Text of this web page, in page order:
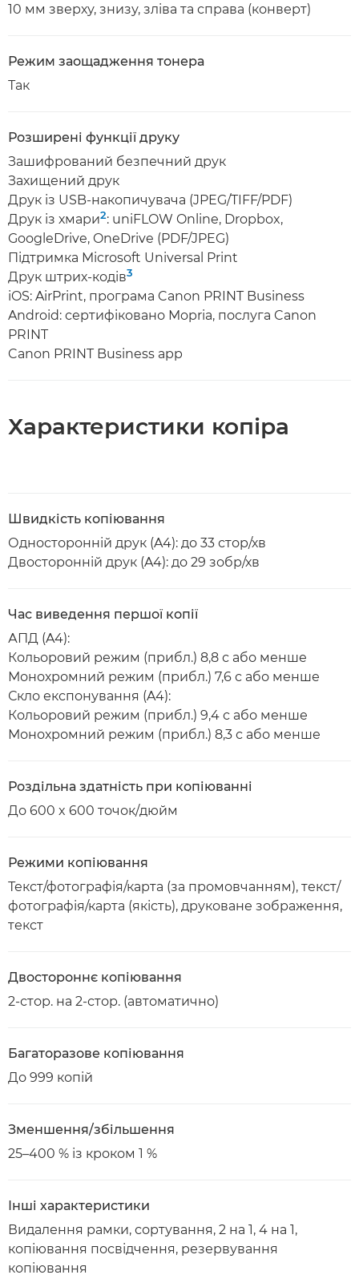
10 мм зверху, знизу, зліва та справа (конверт)
Режим заощадження тонера
Так
Розширені функції друку
Зашифрований безпечний друк
Захищений друк
Друк із USB-накопичувача (JPEG/TIFF/PDF)
Друк із хмари2: uniFLOW Online, Dropbox,
GoogleDrive, OneDrive (PDF/JPEG)
Підтримка Microsoft Universal Print
Друк штрих-кодів3
iOS: AirPrint, програма Canon PRINT Business
Android: сертифіковано Mopria, послуга Canon
PRINT
Canon PRINT Business app
Характеристики копіра
Швидкість копіювання
Односторонній друк (A4): до 33 стор/хв
Двосторонній друк (A4): до 29 зобр/хв
Час виведення першої копії
АПД (A4):
Кольоровий режим (прибл.) 8,8 с або менше
Монохромний режим (прибл.) 7,6 с або менше
Скло експонування (A4):
Кольоровий режим (прибл.) 9,4 с або менше
Монохромний режим (прибл.) 8,3 с або менше
Роздільна здатність при копіюванні
До 600 x 600 точок/дюйм
Режими копіювання
Текст/фотографія/карта (за промовчанням), текст/
фотографія/карта (якість), друковане зображення,
текст
Двостороннє копіювання
2-стор. на 2-стор. (автоматично)
Багаторазове копіювання
До 999 копій
Зменшення/збільшення
25–400 % із кроком 1 %
Інші характеристики
Видалення рамки, сортування, 2 на 1, 4 на 1,
копіювання посвідчення, резервування
копіювання